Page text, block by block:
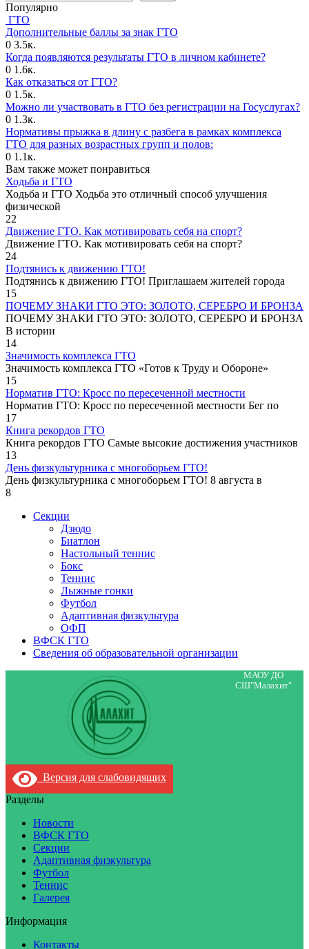
Популярно
ГТО
Дополнительные баллы за знак ГТО
0 3.5к.
Когда появляются результаты ГТО в личном кабинете?
0 1.6к.
Как отказаться от ГТО?
0 1.5к.
Можно ли участвовать в ГТО без регистрации на Госуслугах?
0 1.3к.
Нормативы прыжка в длину с разбега в рамках комплекса
ГТО для разных возрастных групп и полов:
0 1.1к.
Вам также может понравиться
Ходьба и ГТО
Ходьба и ГТО Ходьба это отличный способ улучшения
физической
22
Движение ГТО. Как мотивировать себя на спорт?️
Движение ГТО. Как мотивировать себя на спорт?
24
Подтянись к движению ГТО!
Подтянись к движению ГТО! Приглашаем жителей города
15
ПОЧЕМУ ЗНАКИ ГТО ЭТО: ЗОЛОТО, СЕРЕБРО И БРОНЗА
ПОЧЕМУ ЗНАКИ ГТО ЭТО: ЗОЛОТО, СЕРЕБРО И БРОНЗА
В истории
14
Значимость комплекса ГТО
Значимость комплекса ГТО «Готов к Труду и Обороне»
15
Норматив ГТО: Кросс по пересеченной местности
Норматив ГТО: Кросс по пересеченной местности Бег по
17
Книга рекордов ГТО
Книга рекордов ГТО Самые высокие достижения участников
13
День физкультурника с многоборьем ГТО!
День физкультурника с многоборьем ГТО! 8 августа в
8
Секции
Дзюдо
Биатлон
Настольный теннис
Бокс
Теннис
Лыжные гонки
Футбол
Адаптивная физкультура
ОФП
ВФСК ГТО
Сведения об образовательной организации
МАОУ ДО
СШ"Малахит"
Версия для слабовидящих
Разделы
Новости
ВФСК ГТО
Секции
Адаптивная физкультура
Футбол
Теннис
Галерея
Информация
Контакты